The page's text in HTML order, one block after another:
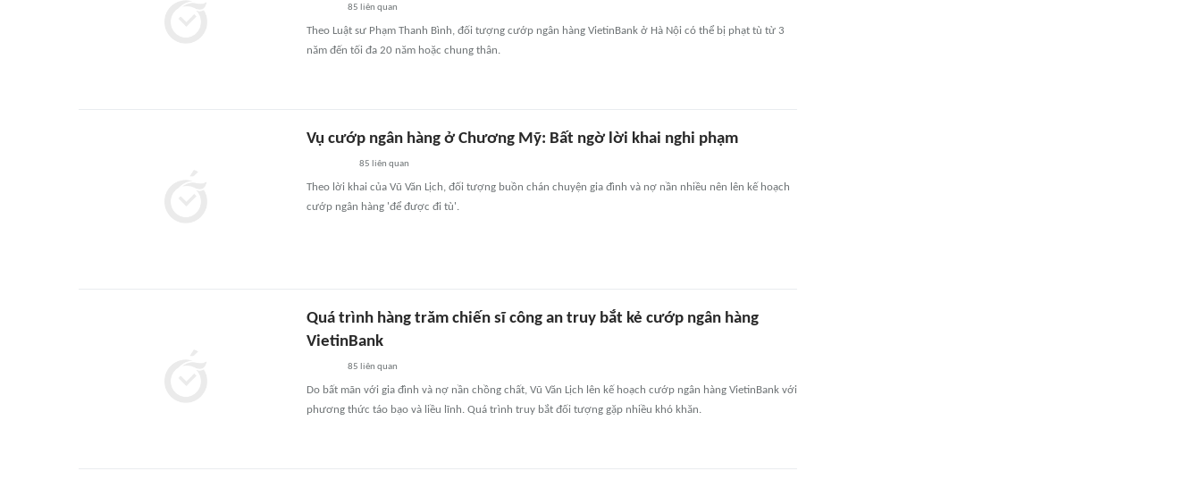
85 liên quan
Theo Luật sư Phạm Thanh Bình, đối tượng cướp ngân hàng VietinBank ở Hà Nội có thể bị phạt tù từ 3
năm đến tối đa 20 năm hoặc chung thân.
Vụ cướp ngân hàng ở Chương Mỹ: Bất ngờ lời khai nghi phạm
85 liên quan
Theo lời khai của Vũ Văn Lịch, đối tượng buồn chán chuyện gia đình và nợ nần nhiều nên lên kế hoạch
cướp ngân hàng 'để được đi tù'.
Quá trình hàng trăm chiến sĩ công an truy bắt kẻ cướp ngân hàng
VietinBank
85 liên quan
Do bất mãn với gia đình và nợ nần chồng chất, Vũ Văn Lịch lên kế hoạch cướp ngân hàng VietinBank với
phương thức táo bạo và liều lĩnh. Quá trình truy bắt đối tượng gặp nhiều khó khăn.